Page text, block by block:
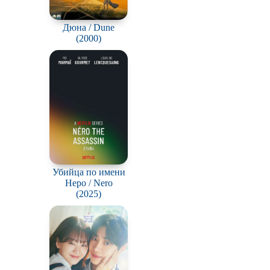
Дюна / Dune
(2000)
Убийца по имени
Неро / Nero
(2025)